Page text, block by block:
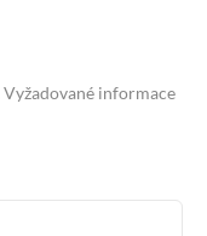
Vyžadované informace